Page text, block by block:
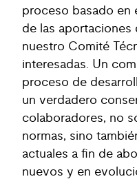
proceso basado en
de las
nuestro Comité
interesadas. Un
proceso de
un verdadero
colaboradores, no
normas, sino
actuales a fin de
nuevos y en